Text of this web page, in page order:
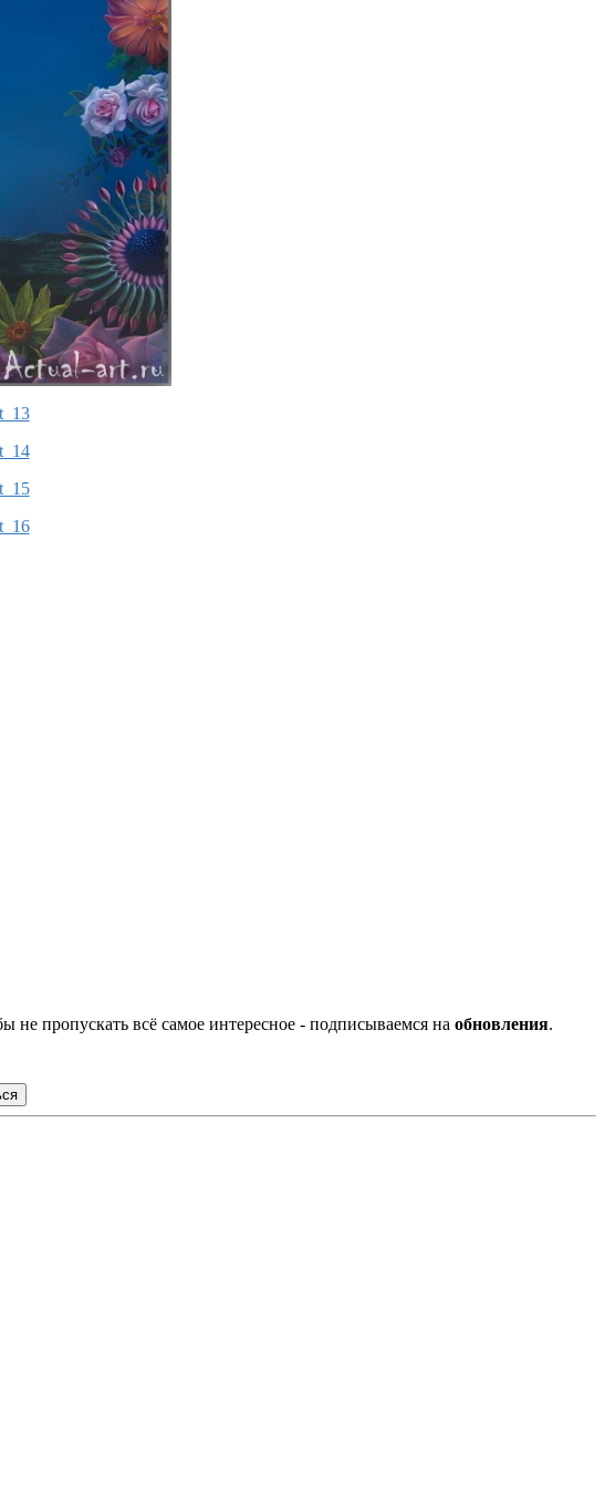
не пропускать всё самое интересное - подписываемся на обновления.